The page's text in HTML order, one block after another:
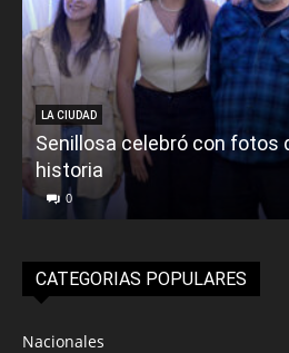
LA CIUDAD
Senillosa celebró con fotos
historia
0
CATEGORIAS POPULARES
Nacionales